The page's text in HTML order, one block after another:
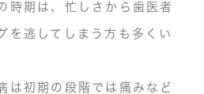
時期は、忙しさから歯医者
を逃してしまう方も多くい
は初期の段階では痛みなど